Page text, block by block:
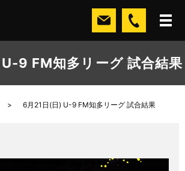
9 FM知多リーグ 試合結果
6月21日(日) U-9 FM知多リーグ 試合結果